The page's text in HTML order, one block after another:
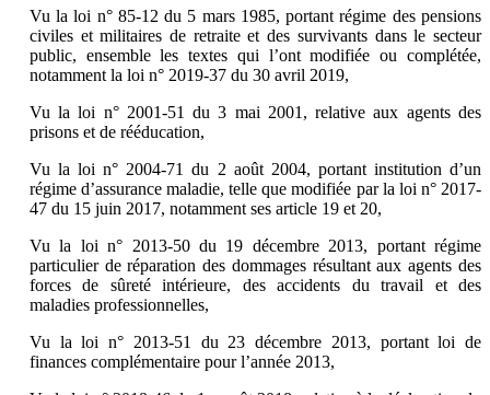
Vu la loi n° 85-12 du 5 mars 1985, portant régime des pensions
civiles et militaires de retraite et des survivants dans le secteur
public, ensemble les textes qui l’ont modifiée ou complétée,
notamment la loi n° 2019-37 du 30 avril 2019,
Vu la loi n° 2001-51 du 3 mai 2001, relative aux agents des
prisons et de rééducation,
Vu la loi n° 2004-71 du 2 août 2004, portant institution d’un
régime d’assurance maladie, telle que modifiée par la loi n° 2017-
47 du 15 juin 2017, notamment ses article 19 et 20,
Vu la loi n° 2013-50 du 19 décembre 2013, portant régime
particulier de réparation des dommages résultant aux agents des
forces de sûreté intérieure, des accidents du travail et des
maladies professionnelles,
Vu la loi n° 2013-51 du 23 décembre 2013, portant loi de
finances complémentaire pour l’année 2013,